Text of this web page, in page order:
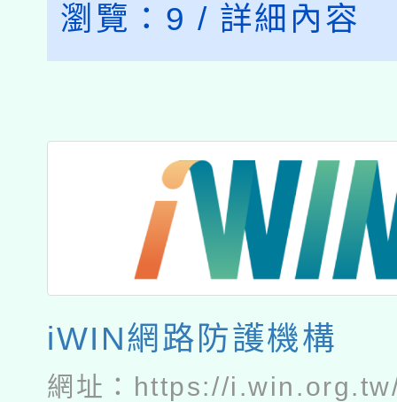
瀏覽： 9 / 詳細內容
iWIN網路防護機構
網址： https://